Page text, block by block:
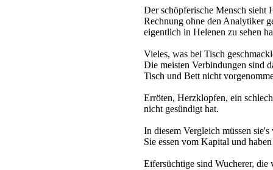
Der schöpferische Mensch sieht
Rechnung ohne den Analytiker
eigentlich in Helenen zu sehen
Vieles, was bei Tisch
Die meisten Verbindungen sind
Tisch und Bett nicht
Erröten, Herzklopfen, ein
nicht gesündigt hat.
In diesem Vergleich müssen
Sie essen vom Kapital und
Eifersüchtige sind Wucherer, die